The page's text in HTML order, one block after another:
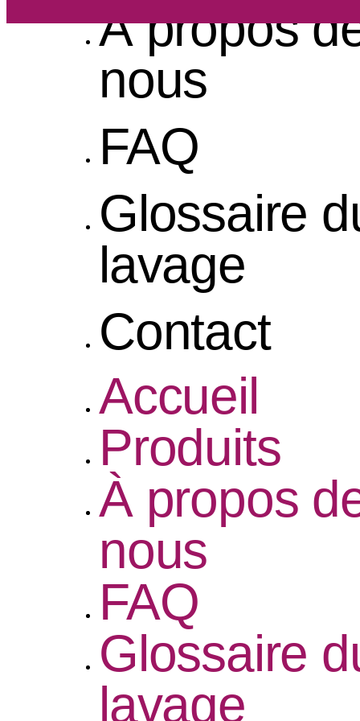
À propos
nous
FAQ
Glossaire
lavage
Contact
Accueil
Produits
À propos
nous
FAQ
Glossaire
lavage